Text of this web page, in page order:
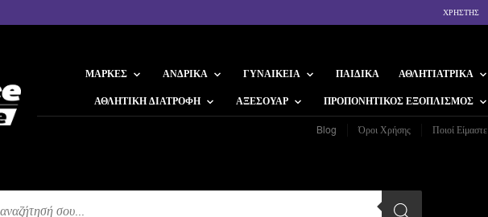
ΧΡΗΣΤΗΣ
ΜΆΡΚΕΣ ΑΝΔΡΙΚΆ ΓΥΝΑΙΚΕΊΑ ΠΑΙΔΙΚΆ
ΑΘΛΗΤΙΑΤΡΙΚΆ
ΑΘΛΗΤΙΚΉ ΔΙΑΤΡΟΦΉ
ΑΞΕΣΟΥΆΡ ΠΡΟΠΟΝΗΤΙΚΌΣ ΕΞΟΠΛΙΣΜΌΣ
Blog Όροι Χρήσης Ποιοί Είμαστε